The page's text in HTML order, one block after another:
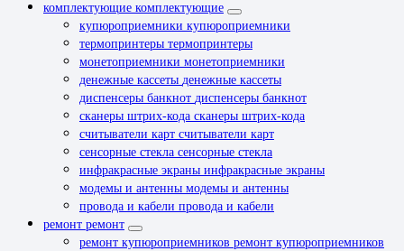
комплектующие комплектующие
купюроприемники купюроприемники
термопринтеры термопринтеры
монетоприемники монетоприемники
денежные кассеты денежные кассеты
диспенсеры банкнот диспенсеры банкнот
сканеры штрих-кода сканеры штрих-кода
считыватели карт считыватели карт
сенсорные стекла сенсорные стекла
инфракрасные экраны инфракрасные экраны
модемы и антенны модемы и антенны
провода и кабели провода и кабели
ремонт ремонт
ремонт купюроприемников ремонт купюроприемников